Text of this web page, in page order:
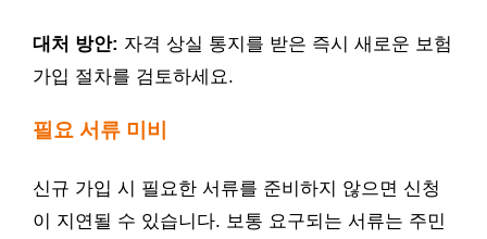
대처 방안: 자격 상실 통지를 받은 즉시 새로운 보험
가입 절차를 검토하세요.
필요 서류 미비
신규 가입 시 필요한 서류를 준비하지 않으면 신청
이 지연될 수 있습니다. 보통 요구되는 서류는 주민